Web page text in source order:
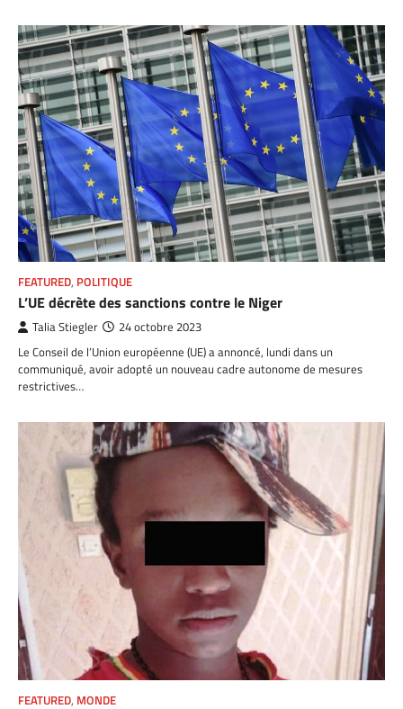
FEATURED, POLITIQUE
L’UE décrète des sanctions contre le Niger
Talia Stiegler 24 octobre 2023
Le Conseil de l’Union européenne (UE) a annoncé, lundi dans un
communiqué, avoir adopté un nouveau cadre autonome de mesures
restrictives…
FEATURED, MONDE